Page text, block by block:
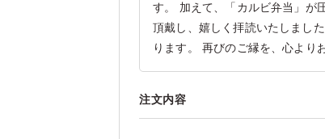
す。 加えて、「カルビ弁当」が
頂戴し、嬉しく拝読いたしまし
ります。 再びのご縁を、心より
注文内容